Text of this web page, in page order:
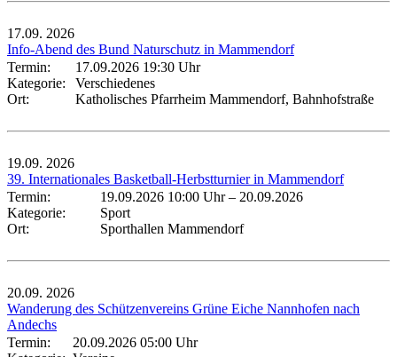
17.09. 2026
Info-Abend des Bund Naturschutz in Mammendorf
Termin:
17.09.2026 19:30 Uhr
Kategorie:
Verschiedenes
Ort:
Katholisches Pfarrheim Mammendorf, Bahnhofstraße
19.09. 2026
39. Internationales Basketball-Herbstturnier in Mammendorf
Termin:
19.09.2026 10:00 Uhr– 20.09.2026
Kategorie:
Sport
Ort:
Sporthallen Mammendorf
20.09. 2026
Wanderung des Schützenvereins Grüne Eiche Nannhofen nach
Andechs
Termin:
20.09.2026 05:00 Uhr